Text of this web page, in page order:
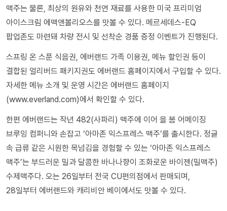
맥주는 물론, 최상의 원유와 천연 재료를 사용한 미국 프리미엄
아이스크림 에맥앤볼리오스를 맛볼 수 있다. 메르세데스-EQ
팝업존도 마련돼 차량 전시 및 선착순 경품 증정 이벤트가 진행된다.
스프링 온 스푼 식음권, 에버랜드 가족 이용권, 메뉴 할인권 등이
결합된 얼리버드 패키지권도 에버랜드 홈페이지에서 구입할 수 있다.
자세한 메뉴 소개 및 운영 시간은 에버랜드 홈페이지
(www.everland.com)에서 확인할 수 있다.
한편 에버랜드는 작년 482(사파리) 맥주에 이어 올 봄 어메이징
브루잉 컴퍼니와 손잡고 ‘아마존 익스프레스 맥주’를 출시한다. 정글
속 급류 같은 시원한 목넘김을 경험할 수 있는 ‘아마존 익스프레스
맥주’는 부드러운 밀과 달콤한 바나나향이 조화로운 바이젠(밀맥주)
수제맥주다. 오는 26일부터 전국 CU편의점에서 판매되며,
28일부터 에버랜드와 캐리비안 베이에서도 맛볼 수 있다.